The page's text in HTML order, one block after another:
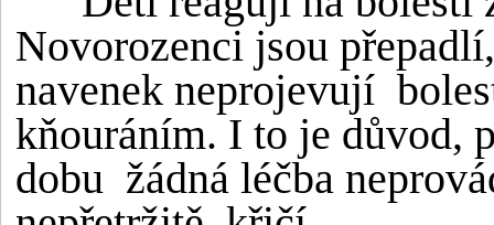
Novorozenci jsou
navenek neprojevují
kňouráním. I to je důvod,
dobu žádná léčba